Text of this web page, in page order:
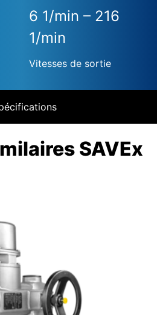
6 1/min – 216
1/min
Vitesses de sortie
SAVEx